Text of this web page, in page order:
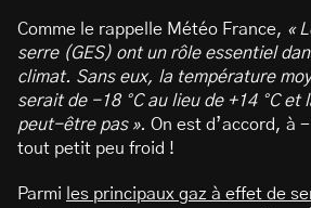
Comme le rappelle Météo France, «
serre (GES) ont un rôle essentiel
climat. Sans eux, la température
serait de -18 °C au lieu de +14 °C et
peut-être pas ». On est d’accord, à
tout petit peu froid !
Parmi les principaux gaz à effet de